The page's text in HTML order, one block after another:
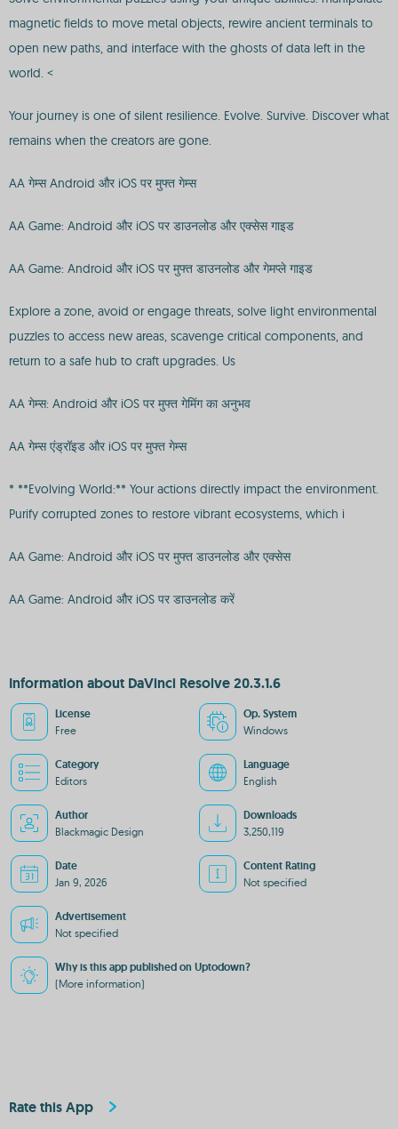
magnetic fields to move metal objects, rewire ancient terminals to
open new paths, and interface with the ghosts of data left in the
world. <
Your journey is one of silent resilience. Evolve. Survive. Discover what
remains when the creators are gone.
AA गेम्स Android और iOS पर मुफ्त गेम्स
AA Game: Android और iOS पर डाउनलोड और एक्सेस गाइड
AA Game: Android और iOS पर मुफ्त डाउनलोड और गेमप्ले गाइड
Explore a zone, avoid or engage threats, solve light environmental
puzzles to access new areas, scavenge critical components, and
return to a safe hub to craft upgrades. Us
AA गेम्स: Android और iOS पर मुफ्त गेमिंग का अनुभव
AA गेम्स एंड्रॉइड और iOS पर मुफ्त गेम्स
* **Evolving World:** Your actions directly impact the environment.
Purify corrupted zones to restore vibrant ecosystems, which i
AA Game: Android और iOS पर मुफ्त डाउनलोड और एक्सेस
AA Game: Android और iOS पर डाउनलोड करें
Information about DaVinci Resolve 20.3.1.6
License
Free
Op. System
Windows
Category
Editors
Language
English
Author
Blackmagic Design
Downloads
3,250,119
Date
Jan 9, 2026
Content Rating
Not specified
Advertisement
Not specified
Why is this app published on Uptodown?
(More information)
Rate this App